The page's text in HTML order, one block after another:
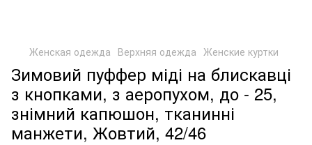
Женская одежда Верхняя одежда Женские куртки
Зимовий пуффер міді на блискавці
з кнопками, з аеропухом, до - 25,
знімний капюшон, тканинні
манжети, Жовтий, 42/46